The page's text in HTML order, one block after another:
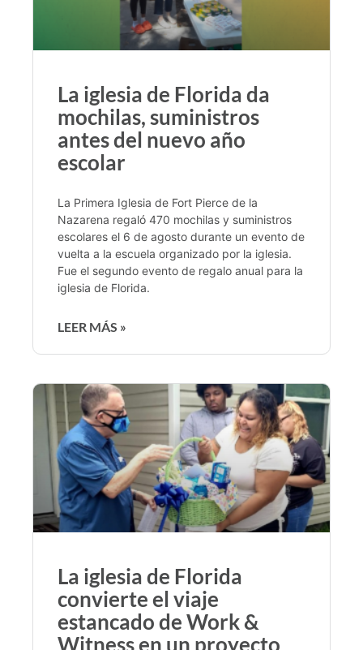
La iglesia de Florida da
mochilas, suministros
antes del nuevo año
escolar
La Primera Iglesia de Fort Pierce de la
Nazarena regaló 470 mochilas y suministros
escolares el 6 de agosto durante un evento de
vuelta a la escuela organizado por la iglesia.
Fue el segundo evento de regalo anual para la
iglesia de Florida.
LEER MÁS »
La iglesia de Florida
convierte el viaje
estancado de Work &
Witness en un proyecto